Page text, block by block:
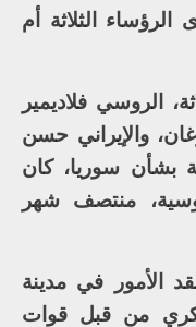
الثلاثة أم
الروسي فلاديمير
والإيراني حسن
بشأن سوريا، كان
منتصف شهر
الأمور في مدينة
من قبل قوات